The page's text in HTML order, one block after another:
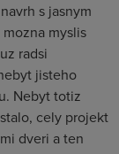
s jasnym
myslis
radsi
jisteho
Nebyt totiz
cely projekt
dveri a ten